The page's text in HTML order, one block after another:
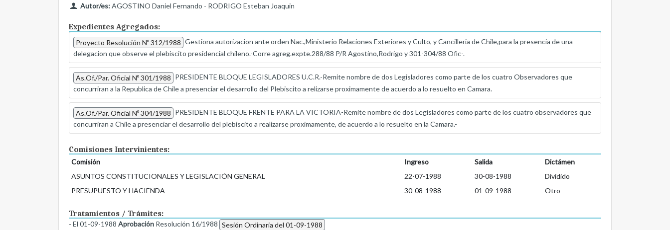
Autor/es:AGOSTINO Daniel Fernando - RODRIGO Esteban Joaquin
Expedientes Agregados:
Proyecto Resolución Nº 312/1988 Gestiona autorizacion ante orden Nac.,Ministerio Relaciones Exteriores y Culto, y Cancilleria de Chile,para la presencia de una
delegacion que observe el plebiscito presidencial chileno.-Corre agreg.expte.288/88 P/R Agostino,Rodrigo y 301-304/88 Ofic-.
As.Of./Par. Oficial Nº 301/1988 PRESIDENTE BLOQUE LEGISLADORES U.C.R.-Remite nombre de dos Legisladores como parte de los cuatro Observadores que
concurriran a la Republica de Chile a presenciar el desarrollo del Plebiscito a relizarse proximamente de acuerdo a lo resuelto en Camara.
As.Of./Par. Oficial Nº 304/1988 PRESIDENTE BLOQUE FRENTE PARA LA VICTORIA-Remite nombre de dos Legisladores como parte de los cuatro observadores que
concurriran a Chile a presenciar el desarrollo del plebiscito a realizarse proximamente, de acuerdo a lo resuelto en la Camara.-
Comisiones Intervinientes:
Comisión Ingreso Salida
Dictámen
ASUNTOS CONSTITUCIONALES Y LEGISLACIÓN GENERAL
22-07-1988 30-08-1988
Dividido
PRESUPUESTO Y HACIENDA
30-08-1988 01-09-1988 Otro
Tratamientos / Trámites:
- El 01-09-1988 Aprobación Resolución 16/1988 Sesión Ordinaria del 01-09-1988